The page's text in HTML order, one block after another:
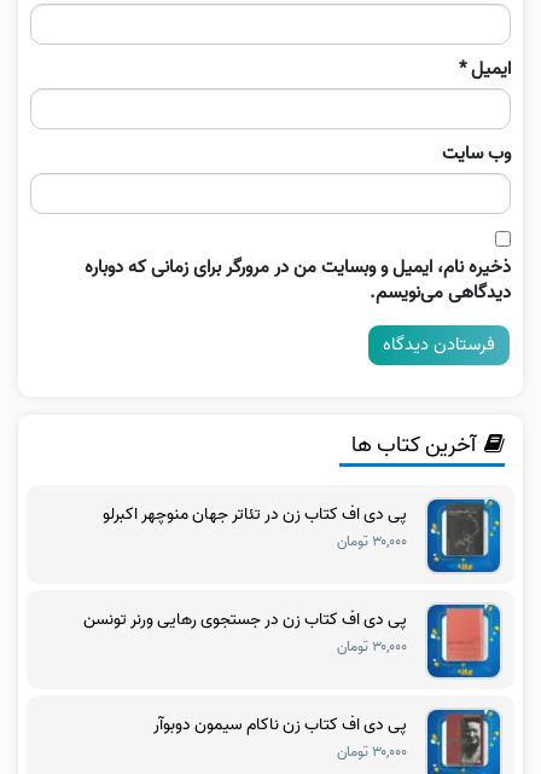
ایمیل*
وب‌ سایت
ذخیره نام، ایمیل و وبسایت من در مرورگر برای زمانی که دوباره
دیدگاهی می‌نویسم.
آخرین کتاب ها
پی دی اف کتاب زن در تئاتر جهان منوچهر اکبرلو
۳۰,۰۰۰ تومان
پی دی اف کتاب زن در جستجوی رهایی ورنر تونسن
۳۰,۰۰۰ تومان
پی دی اف کتاب زن ناکام سیمون دوبوآر
۳۰,۰۰۰ تومان